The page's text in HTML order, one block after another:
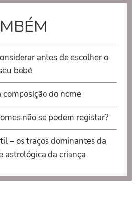
antes de escolher o
bebé
composição do nome
não se podem registar?
– os traços dominantes da
astrológica da criança